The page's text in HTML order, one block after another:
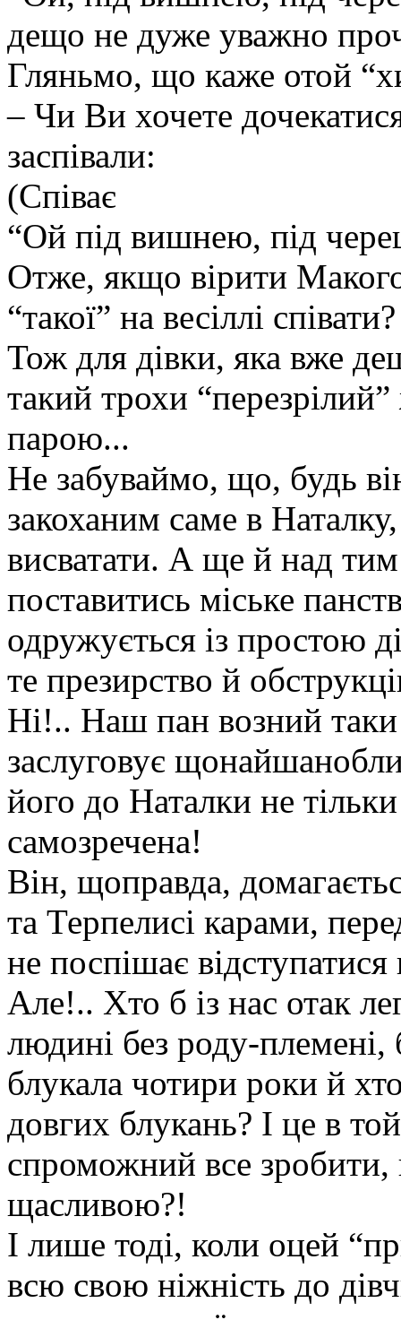
дещо не дуже уважно
Гляньмо, що каже отой
– Чи Ви хочете
заспівали:
(Співає
“Ой під вишнею, під
Отже, якщо вірити
“такої” на весіллі співати?
Тож для дівки, яка вже
такий трохи
парою...
Не забуваймо, що, будь
закоханим саме в
висватати. А ще й над
поставитись міське
одружується із простою
те презирство й
Ні!.. Наш пан возний таки
заслуговує
його до Наталки не
самозречена!
Він, щоправда,
та Терпелисі карами,
не поспішає відступатися
Але!.. Хто б із нас отак
людині без роду-племені,
блукала чотири роки й
довгих блукань? І це в
спроможний все
щасливою?!
І лише тоді, коли оцей
всю свою ніжність до